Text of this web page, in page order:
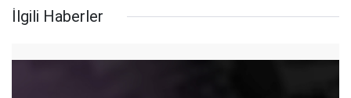
İlgili Haberler